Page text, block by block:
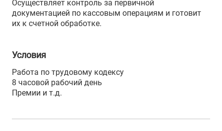
Осуществляет контроль за первичной
документацией по кассовым операциям и готовит
их к счетной обработке.
Условия
Работа по трудовому кодексу
8 часовой рабочий день
Премии и т.д.